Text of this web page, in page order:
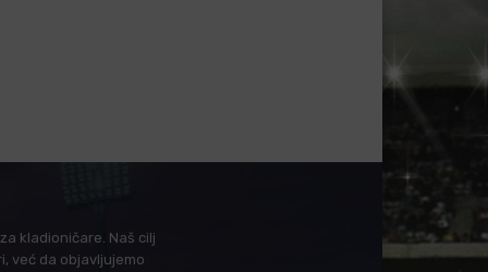
kladioničare. Naš cilj
već da objavljujemo